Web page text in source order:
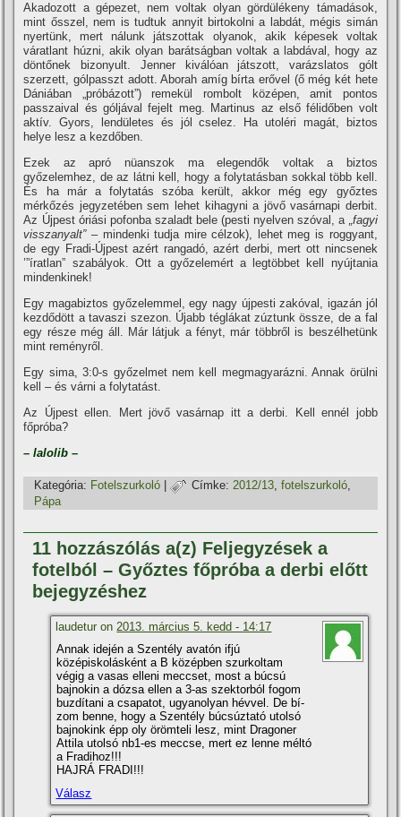
Akadozott a gépezet, nem voltak olyan gördülékeny támadások,
mint ősszel, nem is tudtuk annyit birtokolni a labdát, mégis simán
nyertünk, mert nálunk játszottak olyanok, akik képesek voltak
váratlant húzni, akik olyan barátságban voltak a labdával, hogy az
döntőnek bizonyult. Jenner kiválóan játszott, varázslatos gólt
szerzett, gólpasszt adott. Aborah amí­g bí­rta erővel (ő még két hete
Dániában „próbázott”) remekül rombolt középen, amit pontos
passzaival és góljával fejelt meg. Martinus az első félidőben volt
aktí­v. Gyors, lendületes és jól cselez. Ha utoléri magát, biztos
helye lesz a kezdőben.
Ezek az apró nüanszok ma elegendők voltak a biztos
győzelemhez, de az látni kell, hogy a folytatásban sokkal több kell.
És ha már a folytatás szóba került, akkor még egy győztes
mérkőzés jegyzetében sem lehet kihagyni a jövő vasárnapi derbit.
Az Újpest óriási pofonba szaladt bele (pesti nyelven szóval, a „fagyi
visszanyalt”– mindenki tudja mire célzok), lehet meg is roggyant,
de egy Fradi-Újpest azért rangadó, azért derbi, mert ott nincsenek
’”í­ratlan” szabályok. Ott a győzelemért a legtöbbet kell nyújtania
mindenkinek!
Egy magabiztos győzelemmel, egy nagy újpesti zakóval, igazán jól
kezdődött a tavaszi szezon. Újabb téglákat zúztunk össze, de a fal
egy része még áll. Már látjuk a fényt, már többről is beszélhetünk
mint reményről.
Egy sima, 3:0-s győzelmet nem kell megmagyarázni. Annak örülni
kell – és várni a folytatást.
Az Újpest ellen. Mert jövő vasárnap itt a derbi. Kell ennél jobb
főpróba?
– lalolib –
Kategória: Fotelszurkoló | Címke: 2012/13,fotelszurkoló,
Pápa
11 hozzászólás a(z) Feljegyzések a
fotelból – Győztes főpróba a derbi előtt
bejegyzéshez
laudetur on2013. március 5. kedd - 14:17
Annak idején a Szentély avatón ifjú
középiskolásként a B középben szurkoltam
végig a vasas elleni meccset, most a búcsú
bajnokin a dózsa ellen a 3-as szektorból fogom
buzdí­tani a csapatot, ugyanolyan hévvel. De bí­
zom benne, hogy a Szentély búcsúztató utolsó
bajnokink épp oly örömteli lesz, mint Dragoner
Attila utolsó nb1-es meccse, mert ez lenne méltó
a Fradihoz!!!
HAJRÁ FRADI!!!
Válasz